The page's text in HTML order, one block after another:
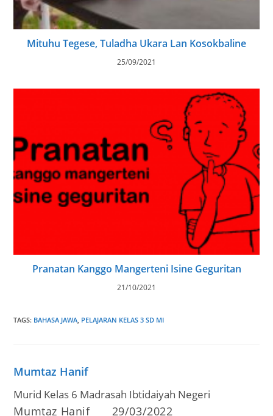
Mituhu Tegese, Tuladha Ukara Lan Kosokbaline
25/09/2021
Pranatan Kanggo Mangerteni Isine Geguritan
21/10/2021
TAGS: BAHASA JAWA, PELAJARAN KELAS 3 SD MI
Mumtaz Hanif
Murid Kelas 6 Madrasah Ibtidaiyah Negeri
Post
Mumtaz Hanif
Post
29/03/2022